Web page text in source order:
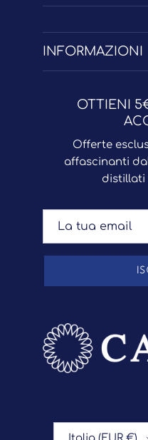
INFORMAZIONI
OTTIENI
Offerte
affascinanti
distillati